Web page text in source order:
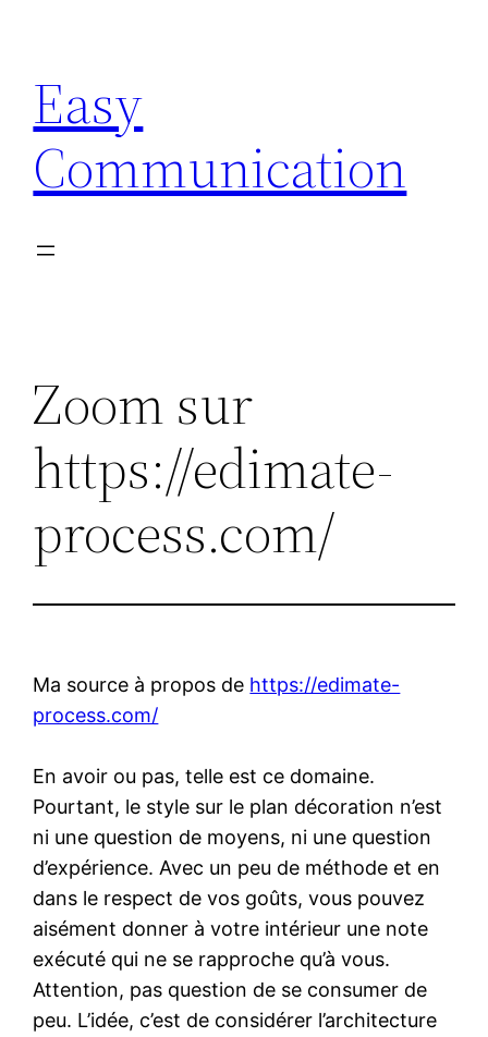
contenu
Easy
Communication
Zoom sur
https://edimate-
process.com/
Ma source à propos de https://edimate-
process.com/
En avoir ou pas, telle est ce domaine.
Pourtant, le style sur le plan décoration n’est
ni une question de moyens, ni une question
d’expérience. Avec un peu de méthode et en
dans le respect de vos goûts, vous pouvez
aisément donner à votre intérieur une note
exécuté qui ne se rapproche qu’à vous.
Attention, pas question de se consumer de
peu. L’idée, c’est de considérer l’architecture